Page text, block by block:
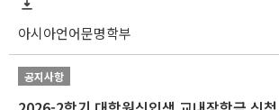
아시아언어문명학부
공지사항